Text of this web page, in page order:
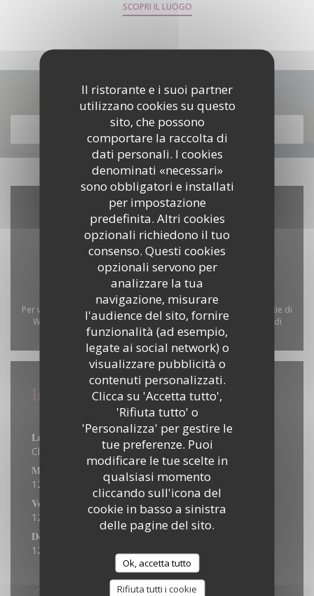
Il ristorante e i suoi partner
utilizzano cookies su questo
sito, che possono
comportare la raccolta di
dati personali. I cookies
denominati «necessari»
sono obbligatori e installati
per impostazione
predefinita. Altri cookies
opzionali richiedono il tuo
consenso. Questi cookies
opzionali servono per
analizzare la tua
navigazione, misurare
l'audience del sito, fornire
funzionalità (ad esempio,
legate ai social network) o
visualizzare pubblicità o
contenuti personalizzati.
Clicca su 'Accetta tutto',
'Rifiuta tutto' o
'Personalizza' per gestire le
tue preferenze. Puoi
modificare le tue scelte in
qualsiasi momento
cliccando sull'icona del
cookie in basso a sinistra
delle pagine del sito.
Ok, accetta tutto
Rifiuta tutti i cookie
SCOPRI IL LUOGO
Scopri la nostra carta
SCOPRI LA NOSTRA CARTA
Per visualizzare la mappa interattiva Waze, devi accettare i cookie di
Waze Map (Google). Questi cookie possono raccogliere dati di
navigazione e localizzazione. Consenti
Informazioni pratiche
Orari
Lun
Chiuso
Mer
12:00 - 14:00 18:30 - 20:45
Ven
12:00 - 14:00 18:30 - 21:00
Domenica
12:00 - 15:00
Metodo di pagamento